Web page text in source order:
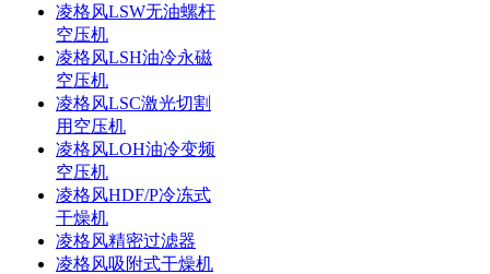
凌格风LSW无油螺杆
空压机
凌格风LSH油冷永磁
空压机
凌格风LSC激光切割
用空压机
凌格风LOH油冷变频
空压机
凌格风HDF/P冷冻式
干燥机
凌格风精密过滤器
凌格风吸附式干燥机